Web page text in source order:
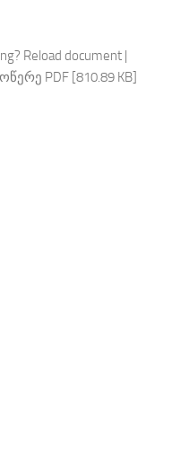
Reload document |
PDF [810.89 KB]